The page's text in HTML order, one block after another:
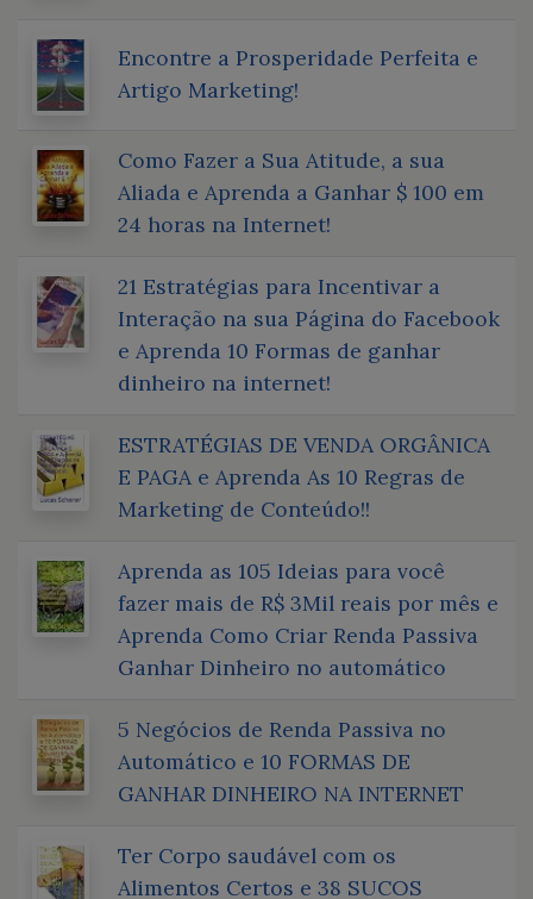
Encontre a Prosperidade Perfeita e
Artigo Marketing!
Como Fazer a Sua Atitude, a sua
Aliada e Aprenda a Ganhar $ 100 em
24 horas na Internet!
21 Estratégias para Incentivar a
Interação na sua Página do Facebook
e Aprenda 10 Formas de ganhar
dinheiro na internet!
ESTRATÉGIAS DE VENDA ORGÂNICA
E PAGA e Aprenda As 10 Regras de
Marketing de Conteúdo!!
Aprenda as 105 Ideias para você
fazer mais de R$ 3Mil reais por mês e
Aprenda Como Criar Renda Passiva
Ganhar Dinheiro no automático
5 Negócios de Renda Passiva no
Automático e 10 FORMAS DE
GANHAR DINHEIRO NA INTERNET
Ter Corpo saudável com os
Alimentos Certos e 38 SUCOS